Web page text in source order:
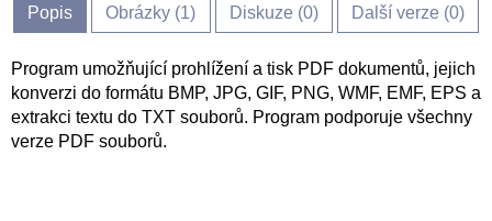
Popis Obrázky (1) Diskuze (0) Další verze (0)
Program umožňující prohlížení a tisk PDF dokumentů, jejich
konverzi do formátu BMP, JPG, GIF, PNG, WMF, EMF, EPS a
extrakci textu do TXT souborů. Program podporuje všechny
verze PDF souborů.